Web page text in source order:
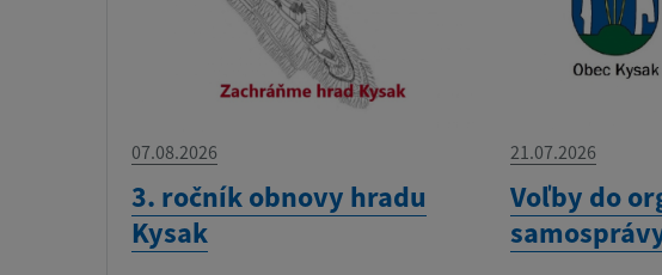
07.08.2026
3. ročník obnovy hradu
Kysak
21.07.2026
Voľby do